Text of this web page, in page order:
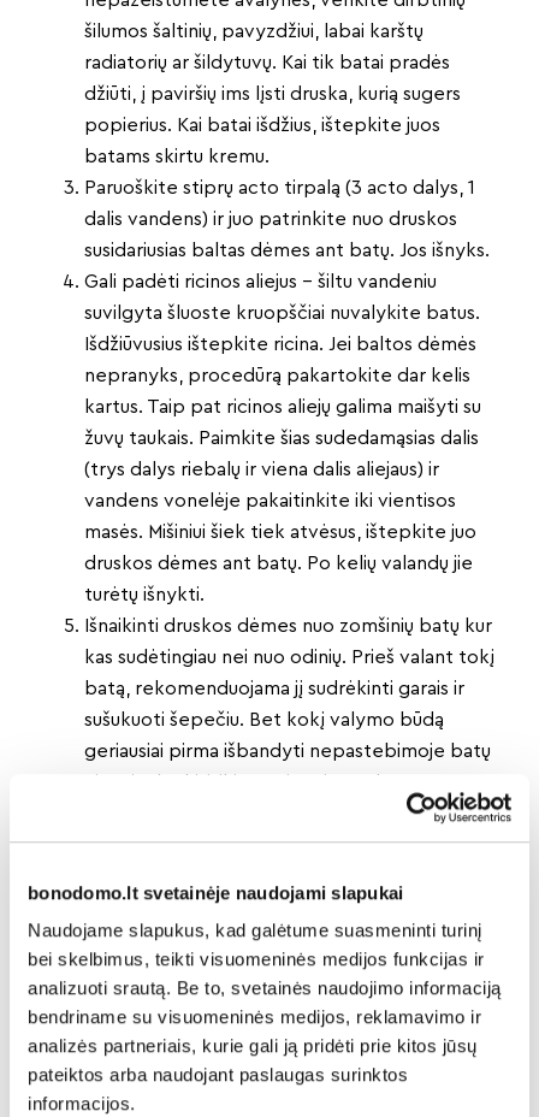
bonodomo.lt svetainėje naudojami slapukai
Naudojame slapukus, kad galėtume suasmeninti turinį
bei skelbimus, teikti visuomeninės medijos funkcijas ir
analizuoti srautą. Be to, svetainės naudojimo informaciją
bendriname su visuomeninės medijos, reklamavimo ir
analizės partneriais, kurie gali ją pridėti prie kitos jūsų
pateiktos arba naudojant paslaugas surinktos
informacijos.
šilumos šaltinių, pavyzdžiui, labai karštų
radiatorių ar šildytuvų. Kai tik batai pradės
džiūti, į paviršių ims lįsti druska, kurią sugers
popierius. Kai batai išdžius, ištepkite juos
batams skirtu kremu.
Paruoškite stiprų acto tirpalą (3 acto dalys, 1
dalis vandens) ir juo patrinkite nuo druskos
susidariusias baltas dėmes ant batų. Jos išnyks.
Gali padėti ricinos aliejus – šiltu vandeniu
suvilgyta šluoste kruopščiai nuvalykite batus.
Išdžiūvusius ištepkite ricina. Jei baltos dėmės
nepranyks, procedūrą pakartokite dar kelis
kartus. Taip pat ricinos aliejų galima maišyti su
žuvų taukais. Paimkite šias sudedamąsias dalis
(trys dalys riebalų ir viena dalis aliejaus) ir
vandens vonelėje pakaitinkite iki vientisos
masės. Mišiniui šiek tiek atvėsus, ištepkite juo
druskos dėmes ant batų. Po kelių valandų jie
turėtų išnykti.
Išnaikinti druskos dėmes nuo zomšinių batų kur
kas sudėtingiau nei nuo odinių. Prieš valant tokį
batą, rekomenduojama jį sudrėkinti garais ir
sušukuoti šepečiu. Bet kokį valymo būdą
geriausiai pirma išbandyti nepastebimoje batų
savo išvaizdos. Jiems padės amoniako spiritinis
tirpalas – patrinkite juo suteptas vietas, paskui
save druską, ir jūsų avalynė vėl taps švari.
Taip pat galima naudoti muilo vandens tirpalą.
Užtepkite jį ant dėmių, leiskite gerai išdžiūti ir
gerai iššukuokite.
Dalintis naujiena: